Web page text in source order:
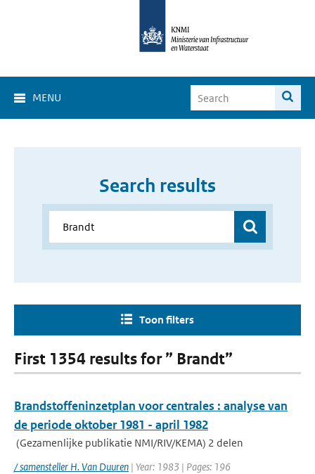
MENU
Search results
Toon filters
First 1354 results for ” Brandt”
Brandstoffeninzetplan voor centrales : analyse van
de periode oktober 1981 - april 1982
(Gezamenlijke publikatie NMI/RIV/KEMA) 2 delen
/ samensteller H. Van Duuren | Year: 1983 | Pages: 196